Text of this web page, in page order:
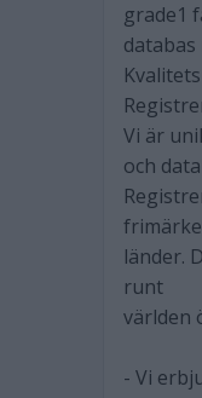
grade1
Vi är
och
länder.
runt
världen
- Vi